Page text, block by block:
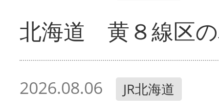
北海道 黄８線区
2026.08.06 JR北海道